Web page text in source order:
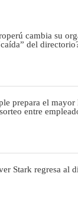
cambia su
del
prepara el
entre
Stark regresa al